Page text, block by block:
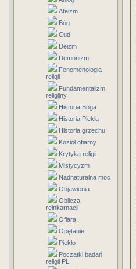
Ateizm
Bóg
Cud
Deizm
Demonizm
Fenomenologia
religii
Fundamentalizm
religijny
Historia Boga
Historia Piekła
Historia grzechu
Kozioł ofiarny
Krytyka religii
Mistycyzm
Nadnaturalna moc
Objawienia
Oblicza
reinkarnacji
Ofiara
Opętanie
Piekło
Początki badań
religii PL